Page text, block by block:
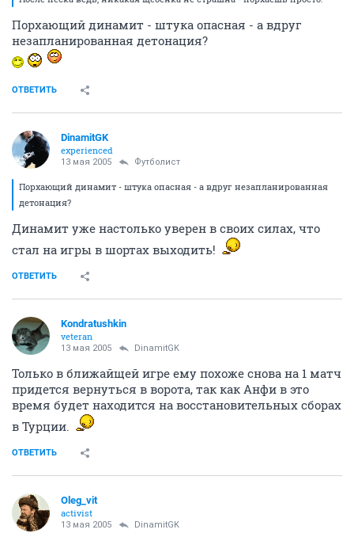
Порхающий динамит - штука опасная - а вдруг
незапланированная детонация?
ОТВЕТИТЬ
DinamitGK
experienced
13 мая 2005 Футболист
Порхающий динамит - штука опасная - а вдруг незапланированная
детонация?
Динамит уже настолько уверен в своих силах, что
стал на игры в шортах выходить!
ОТВЕТИТЬ
Kondratushkin
veteran
13 мая 2005 DinamitGK
Только в ближайщей игре ему похоже снова на 1 матч
придется вернуться в ворота, так как Анфи в это
время будет находится на восстановительных сборах
в Турции.
ОТВЕТИТЬ
Oleg_vit
activist
13 мая 2005 DinamitGK